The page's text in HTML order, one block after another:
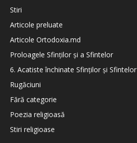
Stiri
Articole preluate
Articole Ortodoxia.md
Proloagele Sfinților și a Sfintelor
6. Acatiste închinate Sfinților și Sfintelor
Rugăciuni
Fără categorie
Poezia religioasă
Stiri religioase